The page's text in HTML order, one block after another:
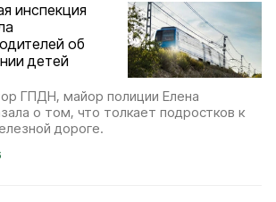
инспекция
об
детей
ГПДН, майор полиции Елена
о том, что толкает подростков к
дороге.